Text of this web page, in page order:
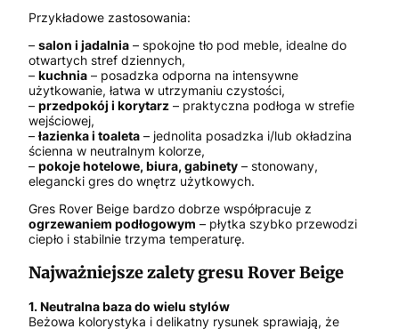
Przykładowe zastosowania:
– salon i jadalnia – spokojne tło pod meble, idealne do
otwartych stref dziennych,
– kuchnia – posadzka odporna na intensywne
użytkowanie, łatwa w utrzymaniu czystości,
– przedpokój i korytarz – praktyczna podłoga w strefie
wejściowej,
– łazienka i toaleta – jednolita posadzka i/lub okładzina
ścienna w neutralnym kolorze,
– pokoje hotelowe, biura, gabinety – stonowany,
elegancki gres do wnętrz użytkowych.
Gres Rover Beige bardzo dobrze współpracuje z
ogrzewaniem podłogowym – płytka szybko przewodzi
ciepło i stabilnie trzyma temperaturę.
Najważniejsze zalety gresu Rover Beige
1. Neutralna baza do wielu stylów
Beżowa kolorystyka i delikatny rysunek sprawiają, że